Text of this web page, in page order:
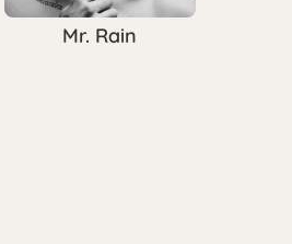
Mr. Rain